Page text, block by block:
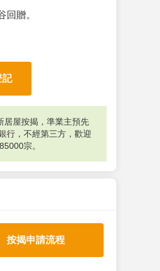
回贈。
記
居屋按揭，準業主預先
行，不經第三方，歡迎
宗。
按揭申請流程